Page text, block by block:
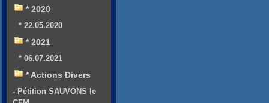
* 2020
* 22.05.2020
* 2021
* 06.07.2021
* Actions Divers
- Pétition SAUVONS le